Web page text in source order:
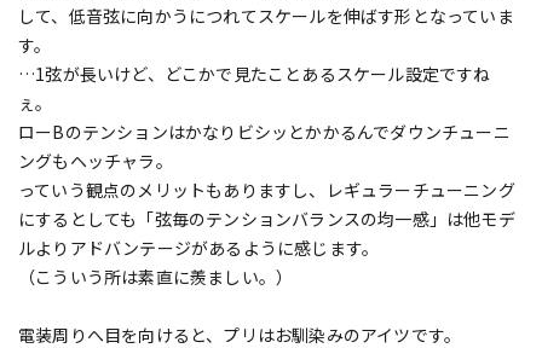
して、低音弦に向かうにつれてスケールを伸ばす形となっていま
す。
…1弦が長いけど、どこかで見たことあるスケール設定ですね
ぇ。
ローBのテンションはかなりビシッとかかるんでダウンチューニ
ングもヘッチャラ。
っていう観点のメリットもありますし、レギュラーチューニング
にするとしても「弦毎のテンションバランスの均一感」は他モデ
ルよりアドバンテージがあるように感じます。
（こういう所は素直に羨ましい。）
電装周りへ目を向けると、プリはお馴染みのアイツです。